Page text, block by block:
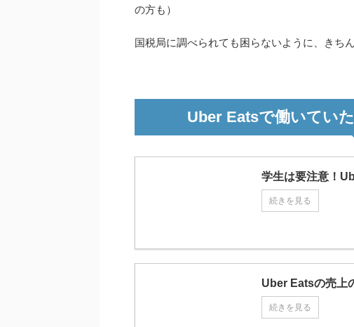
の方も）
国税局に調べられても困らないように、きち
Uber Eatsで働いてい
学生は要注意！
続きを見る
Uber Eatsの売上
続きを見る